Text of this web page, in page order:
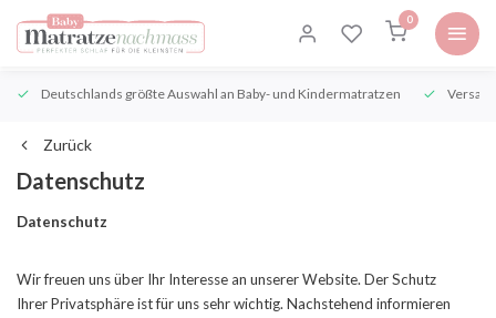
0
Deutschlands größte Auswahl an Baby- und Kindermatratzen
Zurück
Datenschutz
Datenschutz
Wir freuen uns über Ihr Interesse an unserer Website. Der Schutz
Ihrer Privatsphäre ist für uns sehr wichtig. Nachstehend informieren